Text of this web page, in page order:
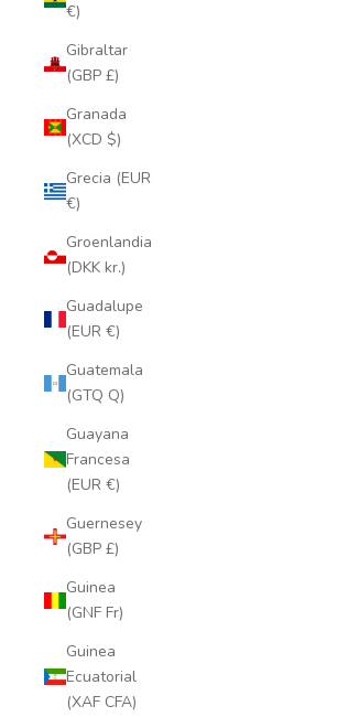
€)
Gibraltar
(GBP £)
Granada
(XCD $)
Grecia (EUR
€)
Groenlandia
(DKK kr.)
Guadalupe
(EUR €)
Guatemala
(GTQ Q)
Guayana
Francesa
(EUR €)
Guernesey
(GBP £)
Guinea
(GNF Fr)
Guinea
Ecuatorial
(XAF CFA)